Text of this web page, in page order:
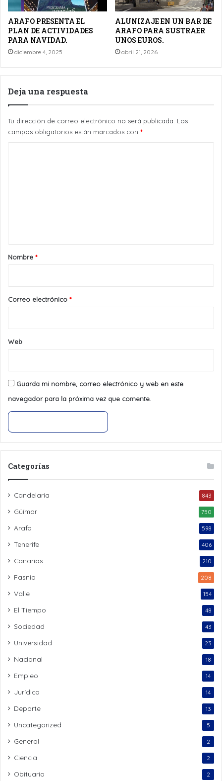
ARAFO PRESENTA EL
PLAN DE ACTIVIDADES
PARA NAVIDAD.
diciembre 4, 2025
ALUNIZAJE EN UN BAR DE
ARAFO PARA SUSTRAER
UNOS EUROS.
abril 21, 2026
Deja una respuesta
Tu dirección de correo electrónico no será publicada. Los
campos obligatorios están marcados con *
r
*
Nombre *
Correo electrónico *
Web
Guarda mi nombre, correo electrónico y web en este
navegador para la próxima vez que comente.
Categorías
Candelaria 843
Güímar 750
Arafo 598
Tenerife 406
Canarias 210
Fasnia 208
Valle 154
El Tiempo 48
Sociedad 43
Universidad 23
Nacional 18
Empleo 14
Jurídico 14
Deporte 13
Uncategorized 5
General 2
Ciencia 2
Obituario 2